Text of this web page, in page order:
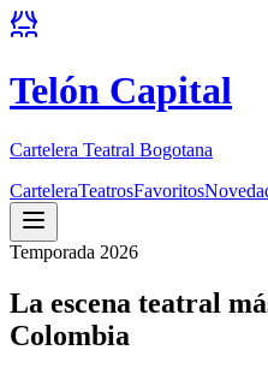
Telón Capital
Cartelera Teatral Bogotana
CarteleraTeatrosFavoritos
Temporada 2026
La escena teatral
Colombia